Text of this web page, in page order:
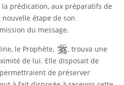
prédication, aux préparatifs de
nouvelle étape de son
du message.
le Prophète,
, trouva une
de lui. Elle disposait de
de préserver